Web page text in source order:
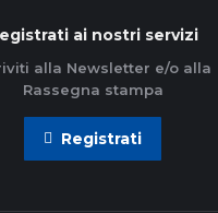
ai nostri servizi
alla Newsletter e/o alla
Rassegna stampa
Registrati